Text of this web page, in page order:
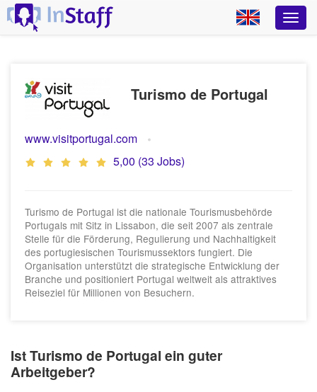
Turismo de Portugal
www.visitportugal.com
5,00 (33 Jobs)
Turismo de Portugal ist die nationale Tourismusbehörde
Portugals mit Sitz in Lissabon, die seit 2007 als zentrale
Stelle für die Förderung, Regulierung und Nachhaltigkeit
des portugiesischen Tourismussektors fungiert. Die
Organisation unterstützt die strategische Entwicklung der
Branche und positioniert Portugal weltweit als attraktives
Reiseziel für Millionen von Besuchern.
Ist Turismo de Portugal ein guter
Arbeitgeber?